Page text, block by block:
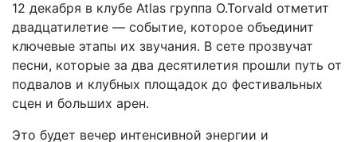
12 декабря в клубе Atlas группа O.Torvald отметит
двадцатилетие — событие, которое объединит
ключевые этапы их звучания. В сете прозвучат
песни, которые за два десятилетия прошли путь от
подвалов и клубных площадок до фестивальных
сцен и больших арен.
Это будет вечер интенсивной энергии и